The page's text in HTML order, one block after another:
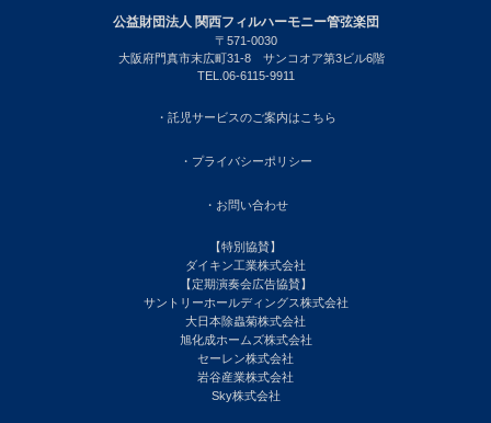
公益財団法人 関西フィルハーモニー管弦楽団
〒571-0030
大阪府門真市末広町31-8 サンコオア第3ビル6階
TEL.06-6115-9911
・託児サービスのご案内はこちら
・プライバシーポリシー
・お問い合わせ
【特別協賛】
ダイキン工業株式会社
【定期演奏会広告協賛】
サントリーホールディングス株式会社
大日本除蟲菊株式会社
旭化成ホームズ株式会社
セーレン株式会社
岩谷産業株式会社
Sky株式会社